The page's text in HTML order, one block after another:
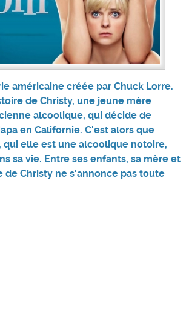
américaine créée par Chuck Lorre.
de Christy, une jeune mère
alcoolique, qui décide de
en Californie. C'est alors que
qui elle est une alcoolique notoire,
sa vie. Entre ses enfants, sa mère et
de Christy ne s'annonce pas toute